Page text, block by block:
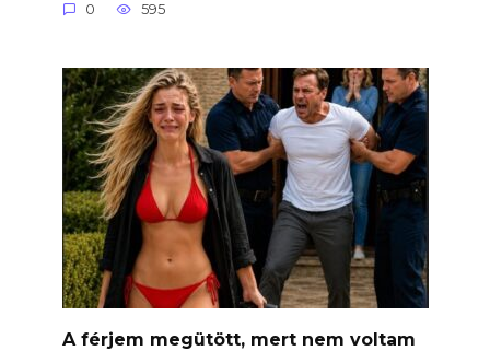
0 595
A férjem megütött, mert nem voltam